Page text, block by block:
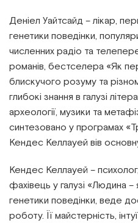
Деніел Уайтсайд – лікар,
генетики поведінки,
численних радіо та
романів, бестселера «Як
блискучого розуму та
глибокі знання в галузі
археології, музики та
синтезовано у програмах
Кендес Келлауей вів
Кендес Келлауей –
фахівець у галузі «Людина –
генетики поведінки, веде
роботу. Її майстерність,